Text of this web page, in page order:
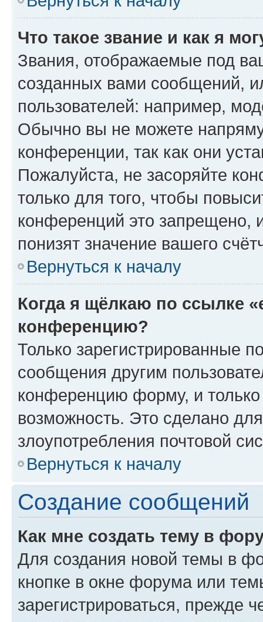
Что такое звание и как я
Звания, отображаемые под
созданных вами сообщений,
пользователей: например,
Обычно вы не можете
конференции, так как они
Пожалуйста, не засоряйте
только для того, чтобы
конференций это запрещено,
понизят значение вашего
Вернуться к началу
Когда я щёлкаю по ссылке
конференцию?
Только зарегистрированные
сообщения другим
конференцию форму, и
возможность. Это сделано
злоупотребления почтовой
Вернуться к началу
Создание сообщений
Как мне создать тему в
Для создания новой темы в
кнопке в окне форума или
зарегистрироваться, прежде